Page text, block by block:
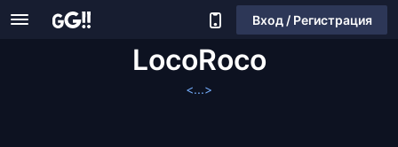
Вход / Регистрация
LocoRoco
<...>